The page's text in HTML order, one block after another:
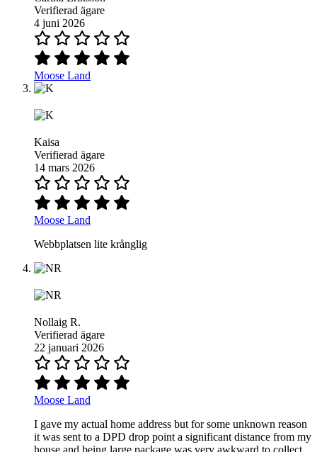
Verifierad ägare
4 juni 2026
Moose Land
Kaisa
Verifierad ägare
14 mars 2026
Moose Land
Webbplatsen lite krånglig
Nollaig R.
Verifierad ägare
22 januari 2026
Moose Land
I gave my actual home address but for some unknown reason
it was sent to a DPD drop point a significant distance from my
house and being large package was very awkward to collect.